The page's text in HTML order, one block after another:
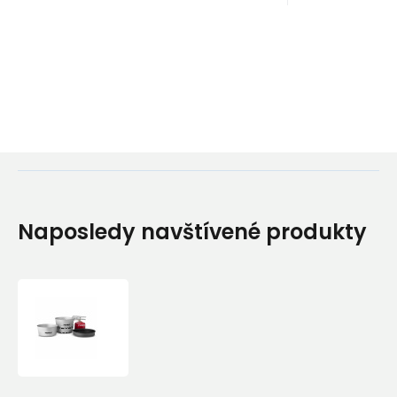
Naposledy navštívené produkty